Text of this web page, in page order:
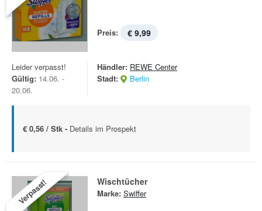
Preis: € 9,99
Leider verpasst!
Gültig: 14.06. -
20.06.
Händler: REWE Center
Stadt:
Berlin
€ 0,56 / Stk - Details im Prospekt
Verpasst! Wischtücher
Marke: Swiffer